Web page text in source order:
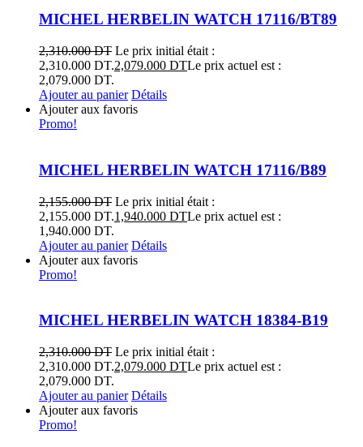
MICHEL HERBELIN WATCH 17116/BT89
2,310.000DT Le prix initial était :
2,310.000 DT.2,079.000 DTLe prix actuel est :
2,079.000 DT.
Ajouter au panier Détails
Ajouter aux favoris
Promo!
MICHEL HERBELIN WATCH 17116/B89
2,155.000DT Le prix initial était :
2,155.000 DT.1,940.000 DTLe prix actuel est :
1,940.000 DT.
Ajouter au panier Détails
Ajouter aux favoris
Promo!
MICHEL HERBELIN WATCH 18384-B19
2,310.000DT Le prix initial était :
2,310.000 DT.2,079.000 DTLe prix actuel est :
2,079.000 DT.
Ajouter au panier Détails
Ajouter aux favoris
Promo!